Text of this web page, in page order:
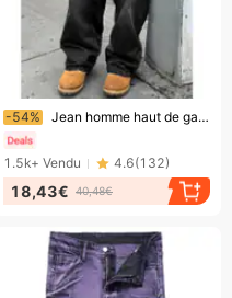
Bientôt la fin !
-54% Jean homme haut de gamme tendance, coupe droite, style décontracté, délavé, couleur unie, coupe ample
1.5k+ Vendu 4.6(132)
18,43€ 40,48€